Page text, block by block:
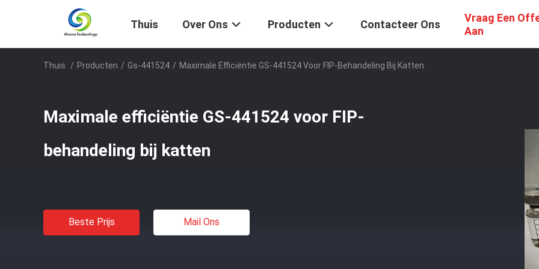
Thuis Over Ons Producten Contacteer Ons
Vraag Een
Aan
Thuis / Producten / Gs-441524 / Maximale Efficiëntie GS-441524 Voor FIP-Behandeling Bij Katten
Maximale efficiëntie GS-441524 voor FIP-
behandeling bij katten
Beste Prijs Mail Ons